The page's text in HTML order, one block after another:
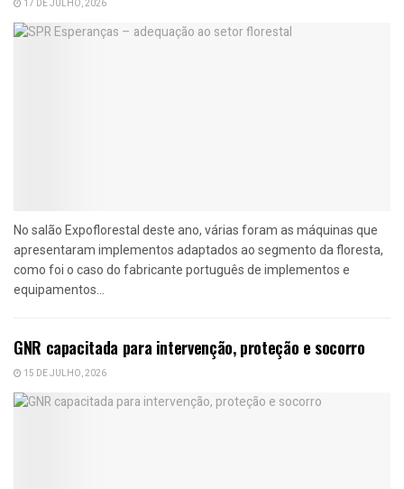
17 DE JULHO, 2026
No salão Expoflorestal deste ano, várias foram as máquinas que
apresentaram implementos adaptados ao segmento da floresta,
como foi o caso do fabricante português de implementos e
equipamentos...
GNR capacitada para intervenção, proteção e socorro
15 DE JULHO, 2026